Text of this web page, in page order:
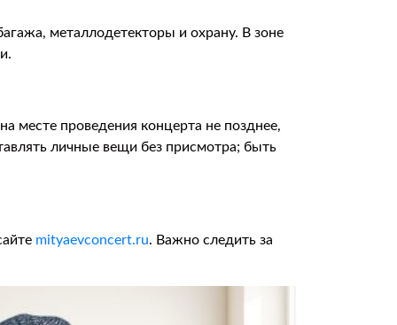
металлодетекторы и охрану. В зоне
месте проведения концерта не позднее,
личные вещи без присмотра; быть
mityaevconcert.ru. Важно следить за